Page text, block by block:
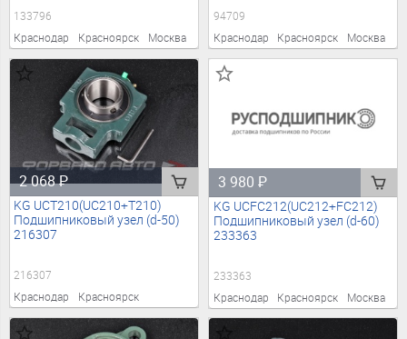
133796
Краснодар
Красноярск Москва
94709
Краснодар
Красноярск Москва
2 068₽
KG UCT210(UC210+T210)
Подшипниковый узел (d-50)
216307
216307
Краснодар
Красноярск
3 980₽
KG UCFC212(UC212+FC212)
Подшипниковый узел (d-60)
233363
233363
Краснодар
Красноярск Москва